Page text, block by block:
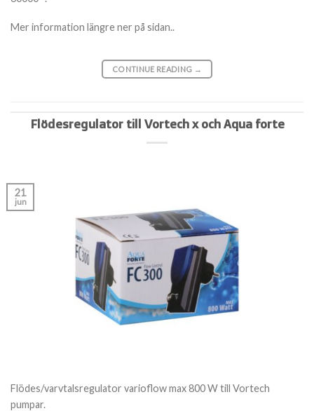
Mer information längre ner på sidan..
CONTINUE READING →
Flödesregulator till Vortech x och Aqua forte
21
jun
Flödes/varvtalsregulator varioflow max 800 W till Vortech
pumpar.